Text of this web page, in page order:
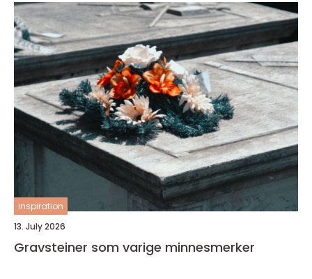
inspiration
13. July 2026
Gravsteiner som varige minnesmerker